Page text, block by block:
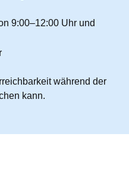
9:00–12:00 Uhr und
während der
kann.